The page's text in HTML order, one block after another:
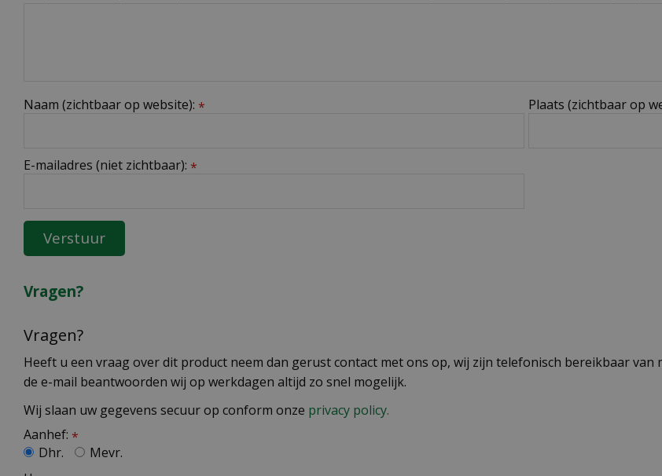
Naam (zichtbaar op website): * Plaats (zichtbaar op
E-mailadres (niet zichtbaar): *
Vragen?
Vragen?
Heeft u een vraag over dit product neem dan gerust contact met ons op, wij zijn telefonisch bereikbaar van
de e-mail beantwoorden wij op werkdagen altijd zo snel mogelijk.
Wij slaan uw gegevens secuur op conform onze privacy policy.
Aanhef: *
Dhr.
Mevr.